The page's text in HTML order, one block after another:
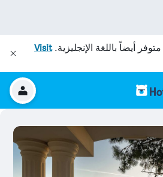
متوفر أيضاً باللغة الإنجليزية.Visit